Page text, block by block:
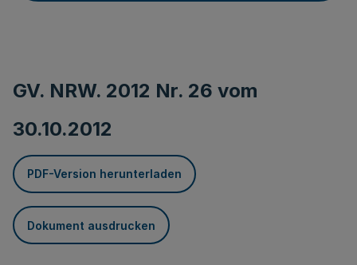
GV. NRW. 2012 Nr. 26 vom
30.10.2012
PDF-Version herunterladen
Dokument ausdrucken